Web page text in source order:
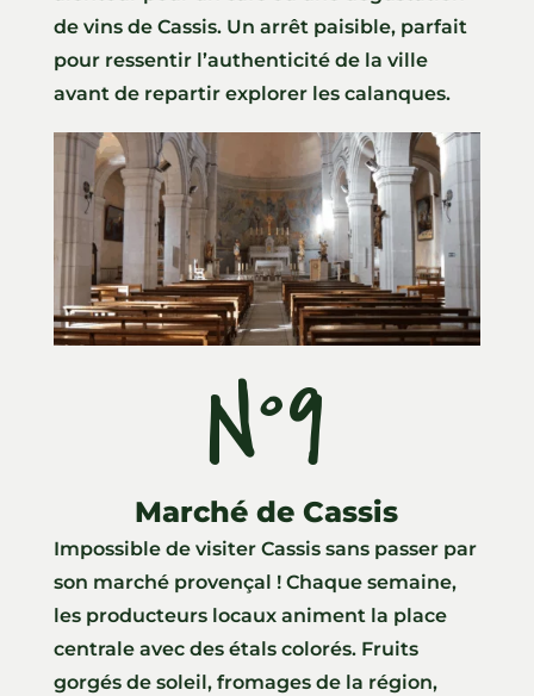
de vins de Cassis. Un arrêt paisible, parfait
pour ressentir l’authenticité de la ville
avant de repartir explorer les calanques.
N°9
Marché de Cassis
Impossible de visiter Cassis sans passer par
son marché provençal ! Chaque semaine,
les producteurs locaux animent la place
centrale avec des étals colorés. Fruits
gorgés de soleil, fromages de la région,